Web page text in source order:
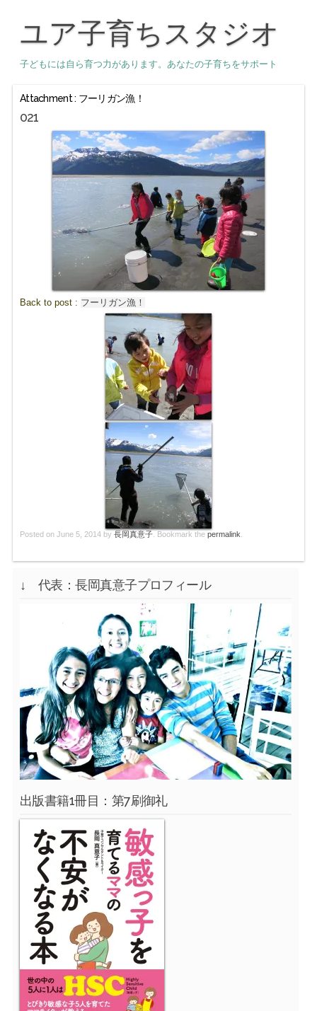
ユア子育ちスタジオ
子どもには自ら育つ力があります。あなたの子育ちをサポート
Attachment : フーリガン漁！
021
Back to post : フーリガン漁！
Posted on June 5, 2014 by 長岡真意子. Bookmark the permalink
↓ 代表：長岡真意子プロフィール
出版書籍1冊目：第7刷御礼